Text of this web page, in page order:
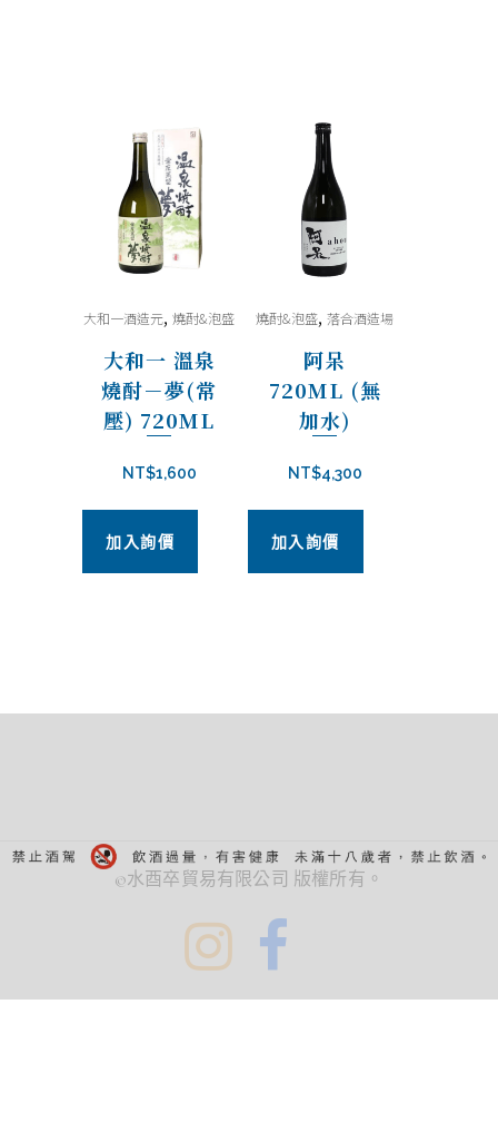
大和一酒造元,燒酎&泡盛
大和一 溫泉
燒酎－夢(常
壓) 720ML
NT$1,600
加入詢價
燒酎&泡盛,落合酒造場
阿呆
720ML (無
加水)
NT$4,300
加入詢價
©水酉卒貿易有限公司 版權所有。